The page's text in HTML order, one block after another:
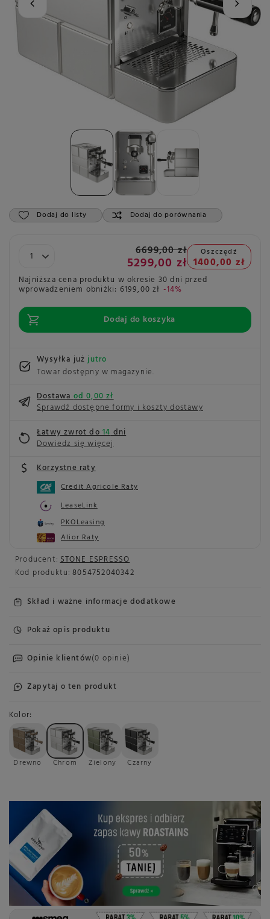
Dodaj do listy Dodaj do porównania
Producent: STONE ESPRESSO
Kod produktu: 8054752040342
Skład i ważne informacje dodatkowe
Pokaż opis produktu
Opinie klientów(0 opinie)
Zapytaj o ten produkt
Kolor
Drewno Chrom Zielony Czarny
6699,00 zł
5299,00 zł
Oszczędź
1400,00 zł
Najniższa cena produktu w okresie 30 dni przed
wprowadzeniem obniżki: 6199,00 zł -14%
Dodaj do koszyka
Wysyłka jużjutro
Towar dostępny w magazynie
Dostawaod 0,00 zł
Sprawdź dostępne formy i koszty dostawy
Łatwy zwrot do14dni
Dowiedz się więcej
Korzystne raty
Credit Agricole Raty
LeaseLink
PKOLeasing
Alior Raty